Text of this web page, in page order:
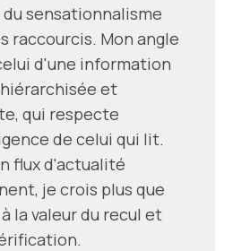
sensationnalisme
raccourcis. Mon angle
d'une information
et
qui respecte
de celui qui lit.
flux d'actualité
je crois plus que
la valeur du recul et